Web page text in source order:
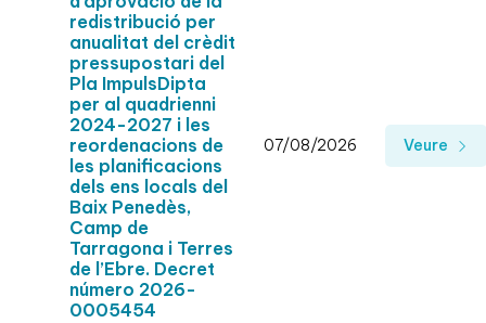
redistribució per
anualitat del crèdit
pressupostari del
Pla ImpulsDipta
per al quadrienni
2024-2027 i les
reordenacions de
les planificacions
dels ens locals del
Baix Penedès,
Camp de
Tarragona i Terres
de l’Ebre. Decret
número 2026-
0005454
07/08/2026 Veure